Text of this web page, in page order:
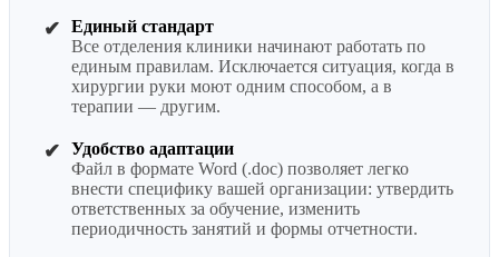
✔
Единый стандарт
Все отделения клиники начинают работать по
единым правилам. Исключается ситуация, когда в
хирургии руки моют одним способом, а в
терапии — другим.
✔
Удобство адаптации
Файл в формате Word (.doc) позволяет легко
внести специфику вашей организации: утвердить
ответственных за обучение, изменить
периодичность занятий и формы отчетности.